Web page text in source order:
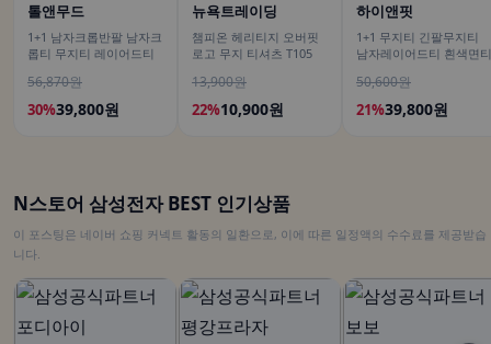
톨앤무드
1+1 남자크롭반팔 남자크
롭티 무지티 레이어드티
56,870원
30%39,800원
뉴욕트레이딩
챔피온 헤리티지 오버핏
로고 무지 티셔츠 T105
13,900원
22%10,900원
하이앤핏
1+1 무지티 긴팔무지티
남자레이어드티 흰색면티
50,600원
21%39,800원
N스토어 삼성전자 BEST 인기상품
이 포스팅은 네이버 쇼핑 커넥트 활동의 일환으로, 이에 따른 일정액의 수수료를 제공받습
니다.